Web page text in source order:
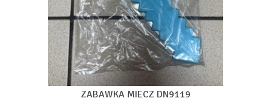
ZABAWKA MIECZ DN9119